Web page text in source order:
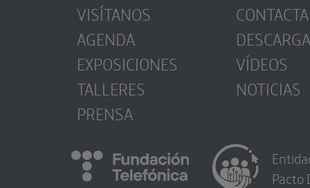
VISÍTANOS
AGENDA
EXPOSICIONES
TALLERES
PRENSA
CONTACTA
VÍDEOS
NOTICIAS
Pacto